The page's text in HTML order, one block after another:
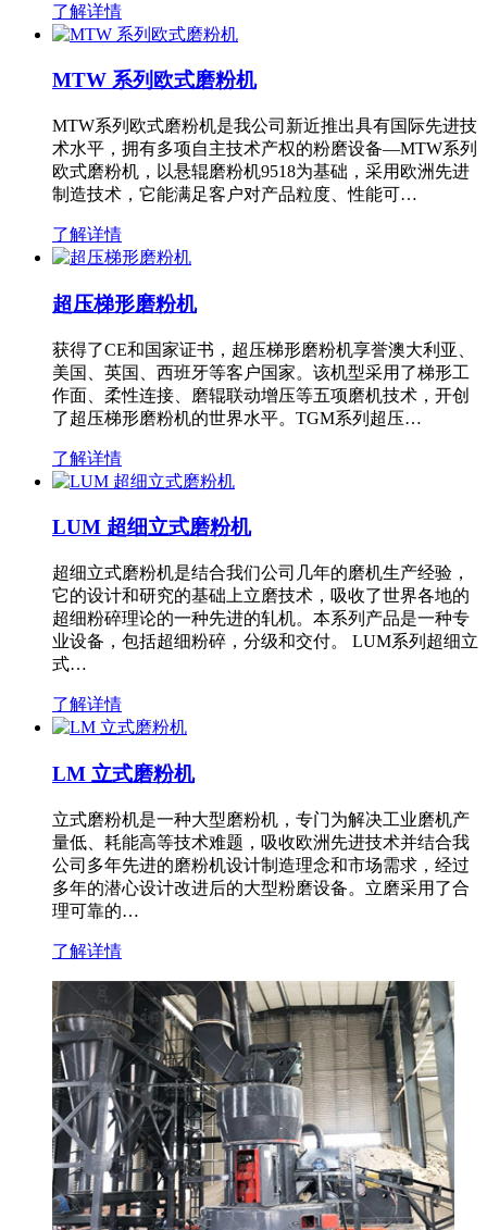
了解详情
MTW 系列欧式磨粉机
MTW系列欧式磨粉机是我公司新近推出具有国际先进技
术水平，拥有多项自主技术产权的粉磨设备—MTW系列
欧式磨粉机，以悬辊磨粉机9518为基础，采用欧洲先进
制造技术，它能满足客户对产品粒度、性能可…
了解详情
超压梯形磨粉机
获得了CE和国家证书，超压梯形磨粉机享誉澳大利亚、
美国、英国、西班牙等客户国家。该机型采用了梯形工
作面、柔性连接、磨辊联动增压等五项磨机技术，开创
了超压梯形磨粉机的世界水平。TGM系列超压…
了解详情
LUM 超细立式磨粉机
超细立式磨粉机是结合我们公司几年的磨机生产经验，
它的设计和研究的基础上立磨技术，吸收了世界各地的
超细粉碎理论的一种先进的轧机。本系列产品是一种专
业设备，包括超细粉碎，分级和交付。 LUM系列超细立
式…
了解详情
LM 立式磨粉机
立式磨粉机是一种大型磨粉机，专门为解决工业磨机产
量低、耗能高等技术难题，吸收欧洲先进技术并结合我
公司多年先进的磨粉机设计制造理念和市场需求，经过
多年的潜心设计改进后的大型粉磨设备。立磨采用了合
理可靠的…
了解详情